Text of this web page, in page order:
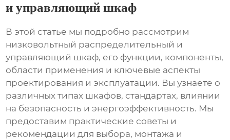
и управляющий шкаф
В этой статье мы подробно рассмотрим
низковольтный распределительный и
управляющий шкаф, его функции, компоненты,
области применения и ключевые аспекты
проектирования и эксплуатации. Вы узнаете о
различных типах шкафов, стандартах, влиянии
на безопасность и энергоэффективность. Мы
предоставим практические советы и
рекомендации для выбора, монтажа и